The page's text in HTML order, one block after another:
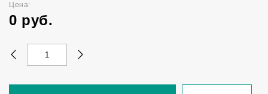
Цена:
0 руб.